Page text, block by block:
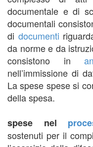
documentale e di
documentali
di documenti
da norme e da
consistono in
nell’immissione di
La spese spese si
della spesa.
spese nel
sostenuti per il